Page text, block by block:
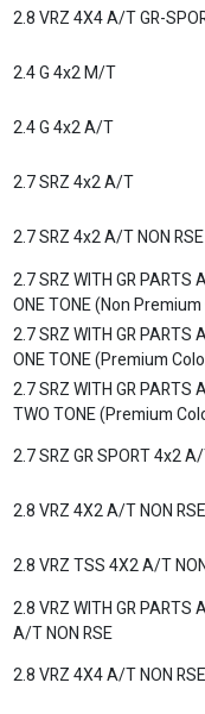
2.4 G (4X4) DSL M/T
2.4 V (4x4) DSL A/T
New Rush
NEW 1.5 G M/T
NEW 1.5 G A/T
NEW 1.5 S M/T GR SPORT
NEW 1.5 S A/T GR SPORT
1.5 G A/T LUX
1.5 S M/T GR SPORT
1.5 S A/T GR SPORT